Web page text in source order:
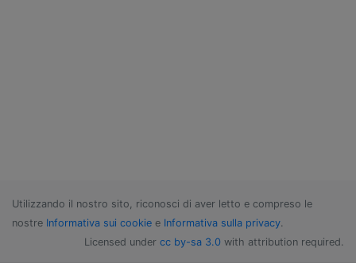
Utilizzando il nostro sito, riconosci di aver letto e compreso le
nostre Informativa sui cookie e Informativa sulla privacy.
Licensed under cc by-sa 3.0 with attribution required.